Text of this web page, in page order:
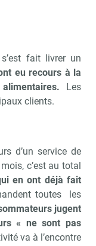
fait livrer un
eu recours à la
Les
clients.
d’un service de
c’est au total
en ont déjà fait
toutes les
jugent
« ne sont pas
va à l’encontre